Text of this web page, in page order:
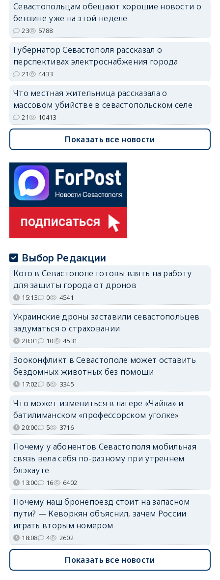
Севастопольцам обещают хорошие новости о
бензине уже на этой неделе
23 5788
Губернатор Севастополя рассказал о
перспективах электроснабжения города
21 4433
Что местная жительница рассказала о
массовом убийстве в севастопольском селе
21 10413
Показать все новости
Выбор Редакции
Кого в Севастополе готовы взять на работу
для защиты города от дронов
15:13 0 4541
Украинские дроны заставили севастопольцев
задуматься о страховании
20:01 10 4531
Зооконфликт в Севастополе может оставить
бездомных животных без помощи
17:02 6 3345
Что может измениться в лагере «Чайка» и
батилиманском «профессорском уголке»
20:00 5 3716
Почему у абонентов Севастополя мобильная
связь вела себя по-разному при утреннем
блэкауте
13:00 16 6402
Почему наш бронепоезд стоит на запасном
пути? — Кеворкян объяснил, зачем России
играть вторым номером
18:08 4 2602
Показать все новости